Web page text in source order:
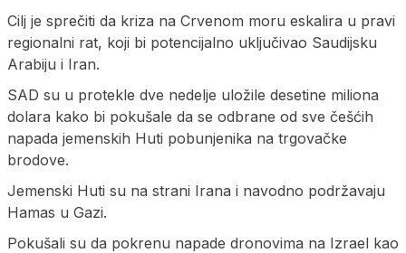
Cilj je sprečiti da kriza na Crvenom moru eskalira u pravi
regionalni rat, koji bi potencijalno uključivao Saudijsku
Arabiju i Iran.
SAD su u protekle dve nedelje uložile desetine miliona
dolara kako bi pokušale da se odbrane od sve češćih
napada jemenskih Huti pobunjenika na trgovačke
brodove.
Jemenski Huti su na strani Irana i navodno podržavaju
Hamas u Gazi.
Pokušali su da pokrenu napade dronovima na Izrael kao